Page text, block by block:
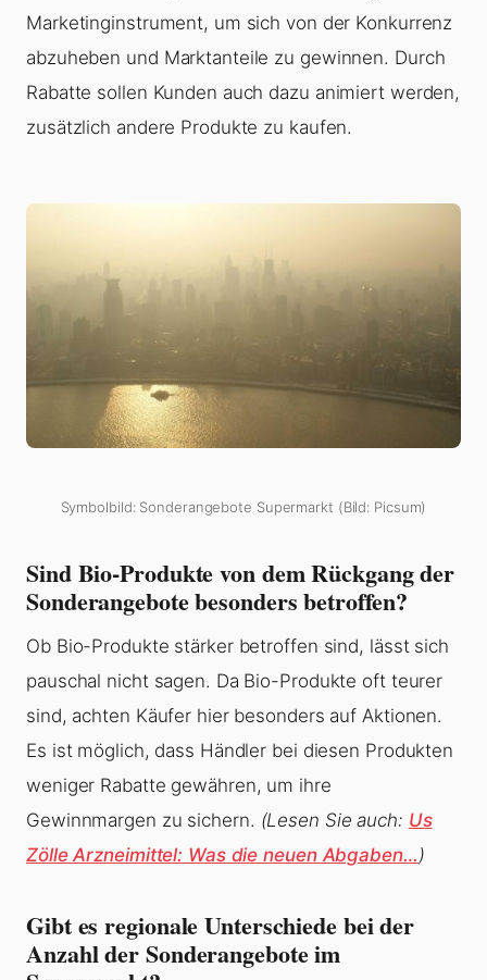
Marketinginstrument, um sich von der Konkurrenz
abzuheben und Marktanteile zu gewinnen. Durch
Rabatte sollen Kunden auch dazu animiert werden,
zusätzlich andere Produkte zu kaufen.
Symbolbild: Sonderangebote Supermarkt (Bild: Picsum)
Sind Bio-Produkte von dem Rückgang der
Sonderangebote besonders betroffen?
Ob Bio-Produkte stärker betroffen sind, lässt sich
pauschal nicht sagen. Da Bio-Produkte oft teurer
sind, achten Käufer hier besonders auf Aktionen.
Es ist möglich, dass Händler bei diesen Produkten
weniger Rabatte gewähren, um ihre
Gewinnmargen zu sichern. (Lesen Sie auch: Us
Zölle Arzneimittel: Was die neuen Abgaben… )
Gibt es regionale Unterschiede bei der
Anzahl der Sonderangebote im